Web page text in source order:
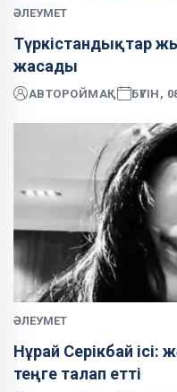
ӘЛЕУМЕТ
Түркістандықтар
жасады
АВТОРОЙМАҚ БҮГІН,
ӘЛЕУМЕТ
Нұрай Серікбай ісі:
теңге талап етті